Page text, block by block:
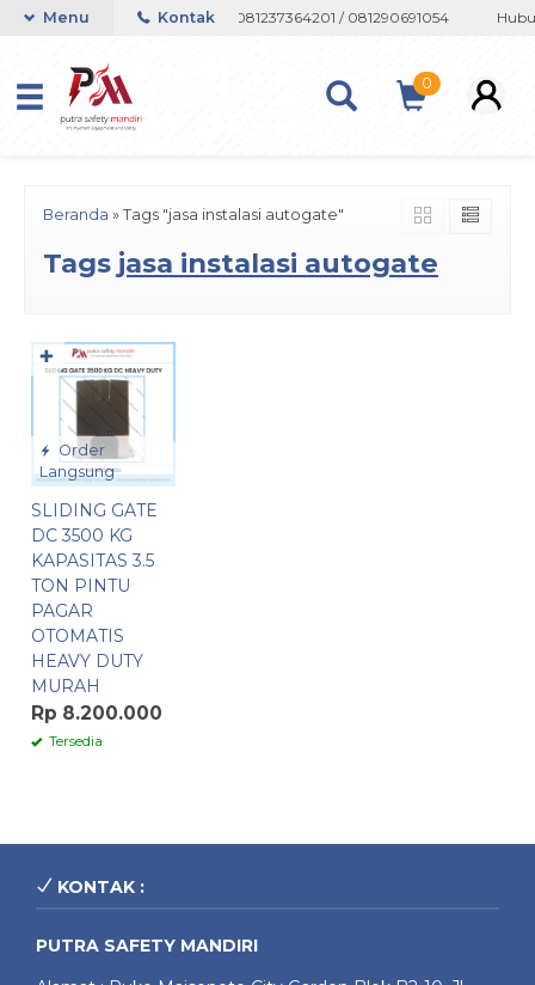
Whatsapp 082133767508 / 081237364201 / 081290691054
Menu Kontak
0
Beranda » Tags "jasa instalasi autogate"
Tags jasa instalasi autogate
Order
Langsung
SLIDING GATE
DC 3500 KG
KAPASITAS 3.5
TON PINTU
PAGAR
OTOMATIS
HEAVY DUTY
MURAH
Rp 8.200.000
Tersedia
✚
KONTAK :
PUTRA SAFETY MANDIRI